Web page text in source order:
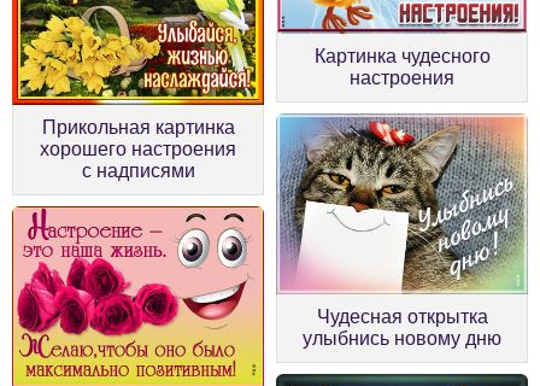
Прикольная картинка
хорошего настроения
с надписями
Картинка чудесного
настроения
Чудесная открытка
улыбнись новому дню